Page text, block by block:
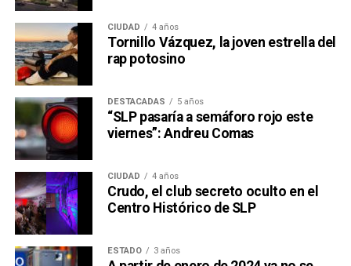
CIUDAD 4 años
Tornillo Vázquez, la joven estrella del
rap potosino
DESTACADAS 5 años
“SLP pasaría a semáforo rojo este
viernes”: Andreu Comas
CIUDAD 4 años
Crudo, el club secreto oculto en el
Centro Histórico de SLP
ESTADO 3 años